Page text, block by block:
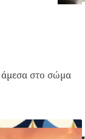
άμεσα στο σώμα